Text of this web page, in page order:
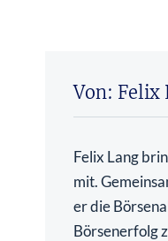
Von: Felix
Felix Lang
mit.
er die
Börsenerfolg